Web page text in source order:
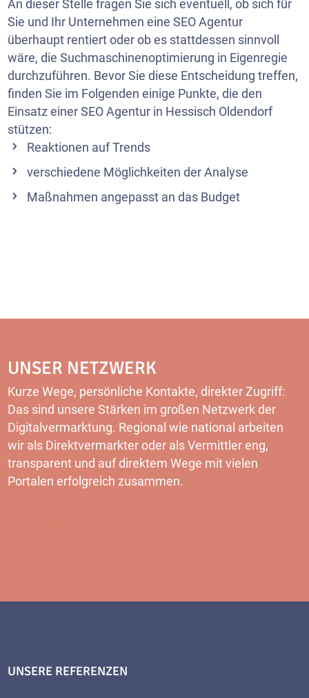
An dieser Stelle fragen Sie sich eventuell, ob sich für
Sie und Ihr Unternehmen eine SEO Agentur
überhaupt rentiert oder ob es stattdessen sinnvoll
wäre, die Suchmaschinenoptimierung in Eigenregie
durchzuführen. Bevor Sie diese Entscheidung treffen,
finden Sie im Folgenden einige Punkte, die den
Einsatz einer SEO Agentur in Hessisch Oldendorf
stützen:
Reaktionen auf Trends
verschiedene Möglichkeiten der Analyse
Maßnahmen angepasst an das Budget
UNSER NETZWERK
Kurze Wege, persönliche Kontakte, direkter Zugriff:
Das sind unsere Stärken im großen Netzwerk der
Digitalvermarktung. Regional wie national arbeiten
wir als Direktvermarkter oder als Vermittler eng,
transparent und auf direktem Wege mit vielen
Portalen erfolgreich zusammen.
UNSERE REFERENZEN